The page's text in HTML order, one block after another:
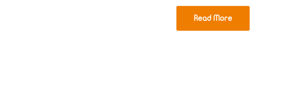
Read More